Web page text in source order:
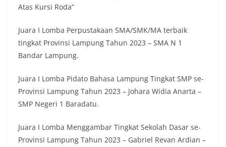
Atas Kursi Roda”
Juara I Lomba Perpustakaan SMA/SMK/MA terbaik
tingkat Provinsi Lampung Tahun 2023 – SMA N 1
Bandar Lampung.
Juara I Lomba Pidato Bahasa Lampung Tingkat SMP se-
Provinsi Lampung Tahun 2023 – Johara Widia Anarta –
SMP Negeri 1 Baradatu.
Juara I Lomba Menggambar Tingkat Sekolah Dasar se-
Provinsi Lampung Tahun 2023 – Gabriel Revan Ardian –